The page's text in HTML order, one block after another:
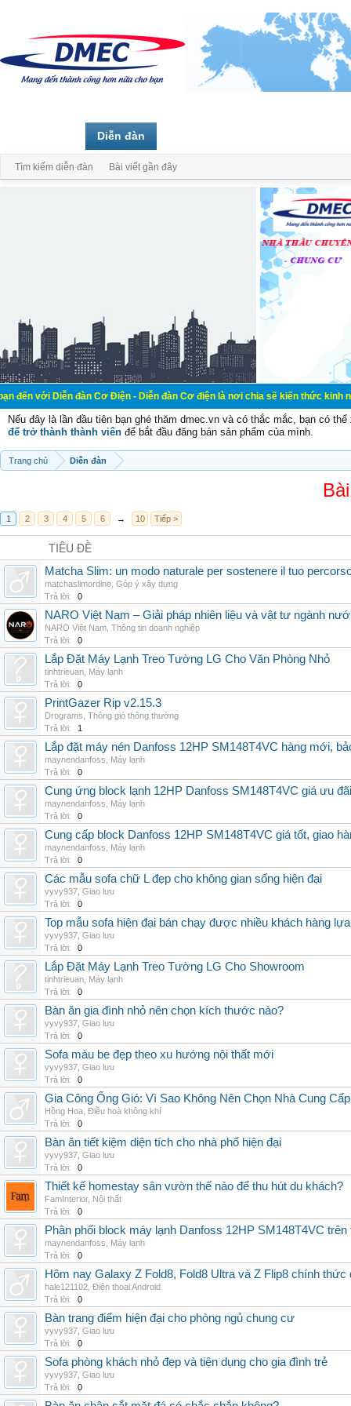
đàn Cơ Điện - Diễn đàn Cơ điện là nơi chia sẽ kiến thức kinh nghiệm
Nếu đây là lần đầu tiên bạn ghé thăm dmec.vn và có thắc mắc, bạn có
để trở thành thành viên để bắt đầu đăng bán sản phẩm của mình.
Trang chủ Diễn đàn
1 2 3 4 5 6 → 10 Tiếp >
TIÊU ĐỀ
Matcha Slim: un modo naturale per sostenere il tuo
matchaslimordine Góp ý xây dựng
Trả lời:
0
NARO Việt Nam – Giải pháp nhiên liệu và vật tư ngành
NARO Việt Nam Thông tin doanh nghiệp
Trả lời:
0
Lắp Đặt Máy Lạnh Treo Tường LG Cho Văn Phòng Nhỏ
tinhtrieuan Máy lạnh
Trả lời:
0
PrintGazer Rip v2.15.3
Drograms Thông gió thông thường
Trả lời:
1
Lắp đặt máy nén Danfoss 12HP SM148T4VC hàng mới,
maynendanfoss
Máy lạnh
Trả lời:
0
Cung ứng block lạnh 12HP Danfoss SM148T4VC giá ưu
maynendanfoss
Máy lạnh
Trả lời:
0
Cung cấp block Danfoss 12HP SM148T4VC giá tốt, giao
maynendanfoss
Máy lạnh
Trả lời:
0
Các mẫu sofa chữ L đẹp cho không gian sống hiện đại
vyvy937 Giao lưu
Trả lời:
0
Top mẫu sofa hiện đại bán chạy được nhiều khách hàng
vyvy937 Giao lưu
Trả lời:
0
Lắp Đặt Máy Lạnh Treo Tường LG Cho Showroom
tinhtrieuan Máy lạnh
Trả lời:
0
Bàn ăn gia đình nhỏ nên chọn kích thước nào?
vyvy937 Giao lưu
Trả lời:
0
Sofa màu be đẹp theo xu hướng nội thất mới
vyvy937 Giao lưu
Trả lời:
0
Gia Công Ống Gió: Vì Sao Không Nên Chọn Nhà Cung
Hồng Hoa Điều hoà không khí
Trả lời:
0
Bàn ăn tiết kiệm diện tích cho nhà phố hiện đại
vyvy937 Giao lưu
Trả lời:
0
Thiết kế homestay sân vườn thế nào để thu hút du khách?
FamInterior, Nội thất
Trả lời:
0
Phân phối block máy lạnh Danfoss 12HP SM148T4VC
maynendanfoss
Máy lạnh
Trả lời:
0
Hôm nay Galaxy Z Fold8, Fold8 Ultra và Z Flip8 chính
hale121102 Điện thoại Android
Trả lời:
0
Bàn trang điểm hiện đại cho phòng ngủ chung cư
vyvy937 Giao lưu
Trả lời:
0
Sofa phòng khách nhỏ đẹp và tiện dụng cho gia đình trẻ
vyvy937 Giao lưu
Trả lời:
0
Diễn đàn
Tìm kiếm diễn đàn Bài viết gần đây